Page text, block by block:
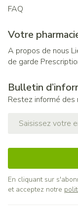
FAQ
Votre
A propos de nous
de garde
Bulletin
Restez informé
En cliquant sur
et acceptez notre